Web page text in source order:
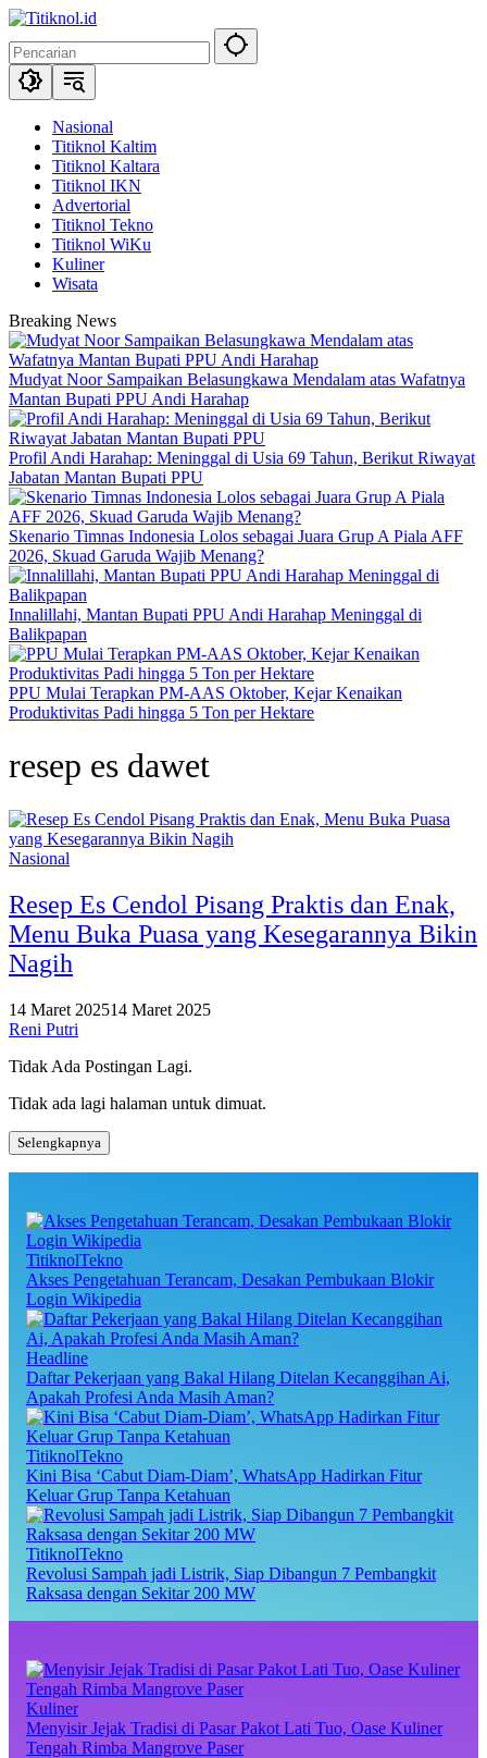
Langsung
konten
Nasional
Titiknol Kaltim
Titiknol Kaltara
Titiknol IKN
Advertorial
Titiknol Tekno
Titiknol WiKu
Kuliner
Wisata
Breaking News
Mudyat Noor Sampaikan Belasungkawa Mendalam atas Wafatnya
Mantan Bupati PPU Andi Harahap
Profil Andi Harahap: Meninggal di Usia 69 Tahun, Berikut Riwayat
Jabatan Mantan Bupati PPU
Skenario Timnas Indonesia Lolos sebagai Juara Grup A Piala AFF
2026, Skuad Garuda Wajib Menang?
Innalillahi, Mantan Bupati PPU Andi Harahap Meninggal di
Balikpapan
PPU Mulai Terapkan PM-AAS Oktober, Kejar Kenaikan
Produktivitas Padi hingga 5 Ton per Hektare
resep es dawet
Nasional
Resep Es Cendol Pisang Praktis dan Enak,
Menu Buka Puasa yang Kesegarannya Bikin
Nagih
14 Maret 202514 Maret 2025
Reni Putri
Tidak Ada Postingan Lagi.
Tidak ada lagi halaman untuk dimuat.
Selengkapnya
TitiknolTekno
Akses Pengetahuan Terancam, Desakan Pembukaan Blokir
Login Wikipedia
Headline
Daftar Pekerjaan yang Bakal Hilang Ditelan Kecanggihan Ai,
Apakah Profesi Anda Masih Aman?
TitiknolTekno
Kini Bisa ‘Cabut Diam-Diam’, WhatsApp Hadirkan Fitur
Keluar Grup Tanpa Ketahuan
TitiknolTekno
Revolusi Sampah jadi Listrik, Siap Dibangun 7 Pembangkit
Raksasa dengan Sekitar 200 MW
Kuliner
Menyisir Jejak Tradisi di Pasar Pakot Lati Tuo, Oase Kuliner
Tengah Rimba Mangrove Paser